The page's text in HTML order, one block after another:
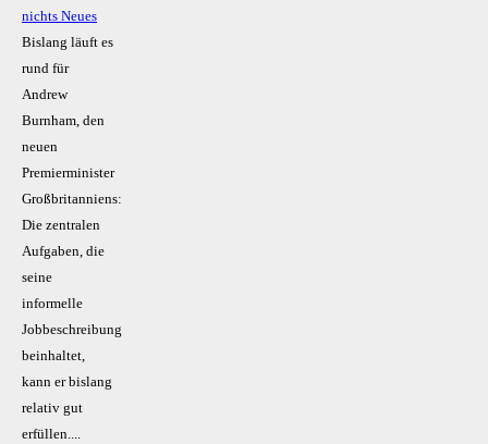
nichts Neues
Bislang läuft es
rund für
Andrew
Burnham, den
neuen
Premierminister
Großbritanniens:
Die zentralen
Aufgaben, die
seine
informelle
Jobbeschreibung
beinhaltet,
kann er bislang
relativ gut
erfüllen....